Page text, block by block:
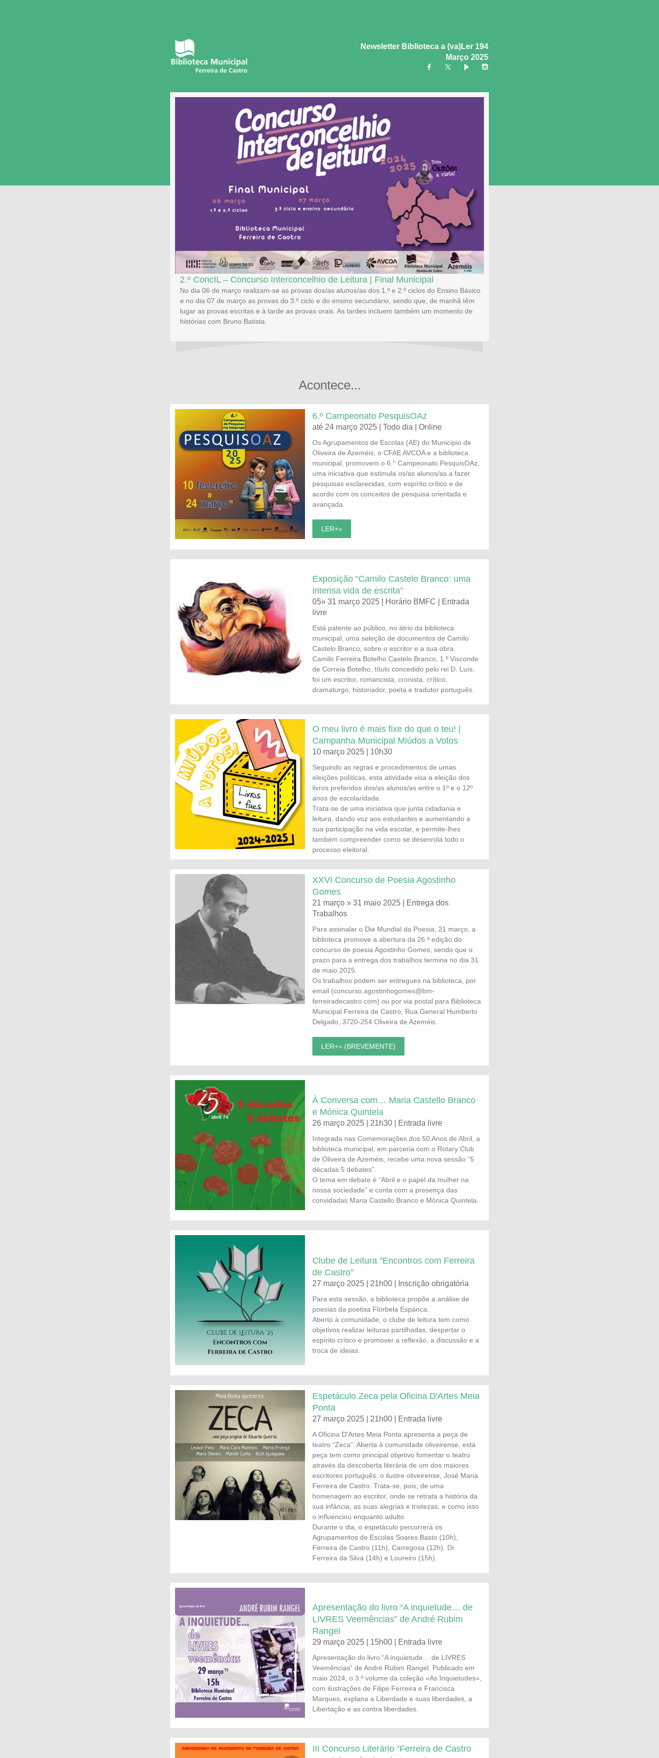
Newsletter Biblioteca a (va)Ler 194
Março 2025
2.º ConcIL – Concurso Interconcelhio de Leitura | Final Municipal
No dia 06 de março realizam-se as provas dos/as alunos/as dos 1.º e 2.º ciclos do Ensino Básico
e no dia 07 de março as provas do 3.º ciclo e do ensino secundário, sendo que, de manhã têm
lugar as provas escritas e à tarde as provas orais. As tardes incluem também um momento de
histórias com Bruno Batista.
Acontece...
6.º Campeonato PesquisOAz
até 24 março 2025 | Todo dia | Online
Os Agrupamentos de Escolas (AE) do Município de
Oliveira de Azeméis, o CFAE AVCOA e a biblioteca
municipal, promovem o 6.° Campeonato PesquisOAz,
uma iniciativa que estimula os/as alunos/as a fazer
pesquisas esclarecidas, com espírito crítico e de
acordo com os conceitos de pesquisa orientada e
avançada.
LER+»
Exposição “Camilo Castelo Branco: uma
intensa vida de escrita”
05» 31 março 2025 | Horário BMFC | Entrada
livre
Está patente ao público, no átrio da biblioteca
municipal, uma seleção de documentos de Camilo
Castelo Branco, sobre o escritor e a sua obra.
Camilo Ferreira Botelho Castelo Branco, 1.º Visconde
de Correia Botelho, título concedido pelo rei D. Luís,
foi um escritor, romancista, cronista, crítico,
dramaturgo, historiador, poeta e tradutor português.
O meu livro é mais fixe do que o teu! |
Campanha Municipal Miúdos a Votos
10 março 2025 | 10h30
Seguindo as regras e procedimentos de umas
eleições políticas, esta atividade visa a eleição dos
livros preferidos dos/as alunos/as entre o 1º e o 12º
anos de escolaridade.
Trata-se de uma iniciativa que junta cidadania e
leitura, dando voz aos estudantes e aumentando a
sua participação na vida escolar, e permite-lhes
também compreender como se desenrola todo o
processo eleitoral.
XXVI Concurso de Poesia Agostinho
Gomes
21 março » 31 maio 2025 | Entrega dos
Trabalhos
Para assinalar o Dia Mundial da Poesia, 21 março, a
biblioteca promove a abertura da 26.ª edição do
concurso de poesia Agostinho Gomes, sendo que o
prazo para a entrega dos trabalhos termina no dia 31
de maio 2025.
Os trabalhos podem ser entregues na biblioteca, por
email (concurso.agostinhogomes@bm-
ferreiradecastro.com) ou por via postal para Biblioteca
Municipal Ferreira de Castro, Rua General Humberto
Delgado, 3720-254 Oliveira de Azeméis.
LER+» (BREVEMENTE)
À Conversa com… Maria Castello Branco
e Mónica Quintela
26 março 2025 | 21h30 | Entrada livre
Integrada nas Comemorações dos 50 Anos de Abril, a
biblioteca municipal, em parceria com o Rotary Club
de Oliveira de Azeméis, recebe uma nova sessão “5
décadas 5 debates”.
O tema em debate é “Abril e o papel da mulher na
nossa sociedade” e conta com a presença das
convidadas Maria Castello Branco e Mónica Quintela.
Clube de Leitura "Encontros com Ferreira
de Castro"
27 março 2025 | 21h00 | Inscrição obrigatória
Para esta sessão, a biblioteca propõe a análise de
poesias da poetisa Florbela Espanca.
Aberto à comunidade, o clube de leitura tem como
objetivos realizar leituras partilhadas, despertar o
espírito crítico e promover a reflexão, a discussão e a
troca de ideias.
Espetáculo Zeca pela Oficina D'Artes Meia
Ponta
27 março 2025 | 21h00 | Entrada livre
A Oficina D'Artes Meia Ponta apresenta a peça de
teatro “Zeca”. Aberta à comunidade oliveirense, esta
peça tem como principal objetivo fomentar o teatro
através da descoberta literária de um dos maiores
escritores português, o ilustre oliveirense, José Maria
Ferreira de Castro. Trata-se, pois, de uma
homenagem ao escritor, onde se retrata a história da
sua infância, as suas alegrias e tristezas, e como isso
o influenciou enquanto adulto.
Durante o dia, o espetáculo percorrerá os
Agrupamentos de Escolas Soares Basto (10h),
Ferreira de Castro (11h), Carregosa (12h), Dr.
Ferreira da Silva (14h) e Loureiro (15h).
Apresentação do livro “A inquietude… de
LIVRES Veemências” de André Rubim
Rangel
29 março 2025 | 15h00 | Entrada livre
Apresentação do livro “A inquietude… de LIVRES
Veemências” de André Rubim Rangel. Publicado em
maio 2024, o 3.º volume da coleção «As Inquietudes»,
com ilustrações de Filipe Ferreira e Francisca
Marques, explana a Liberdade e suas liberdades, a
Libertação e as contra liberdades.
III Concurso Literário “Ferreira de Castro